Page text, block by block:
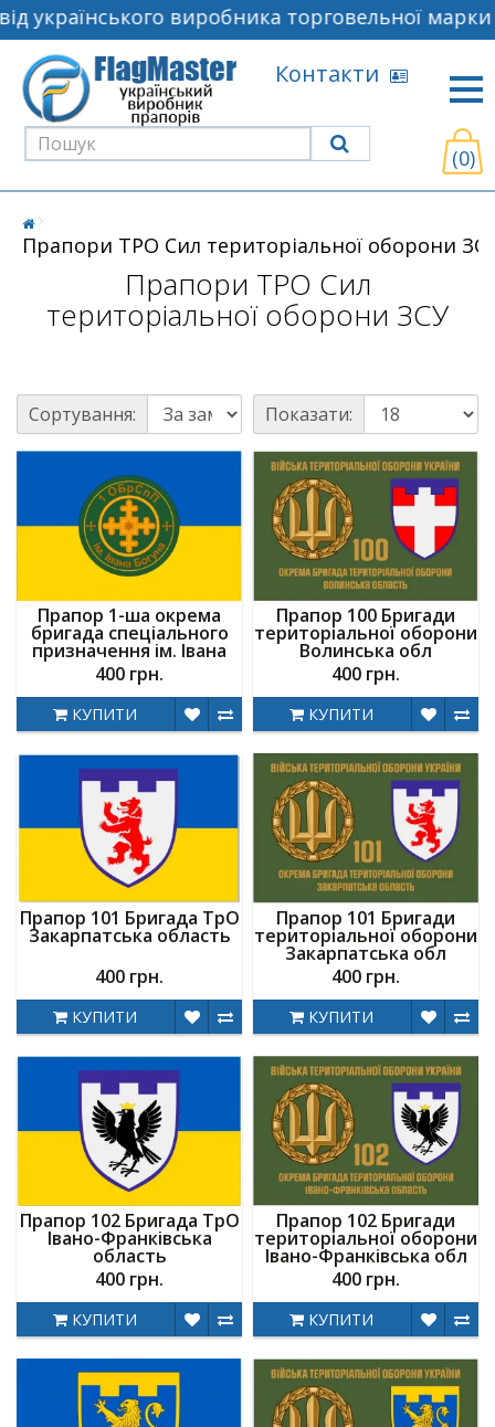
українського виробника торговельної марки
Контакти
(0)
Прапори ТРО Сил територіальної оборони
Прапори ТРО Сил
територіальної оборони ЗСУ
Сортування: Показати:
Прапор 1-ша окрема
бригада спеціального
призначення ім. Івана
Богуна
400 грн.
КУПИТИ
Прапор 100 Бригади
територіальної оборони
Волинська обл
400 грн.
КУПИТИ
Прапор 101 Бригада ТрО
Закарпатська область
400 грн.
КУПИТИ
Прапор 101 Бригади
територіальної оборони
Закарпатська обл
400 грн.
КУПИТИ
Прапор 102 Бригада ТрО
Івано-Франківська
область
400 грн.
КУПИТИ
Прапор 102 Бригади
територіальної оборони
Івано-Франківська обл
400 грн.
КУПИТИ